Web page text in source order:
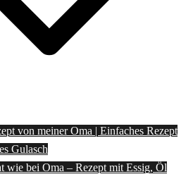
von meiner Oma | Einfaches Rezept
Gulasch
wie bei Oma – Rezept mit Essig, Öl